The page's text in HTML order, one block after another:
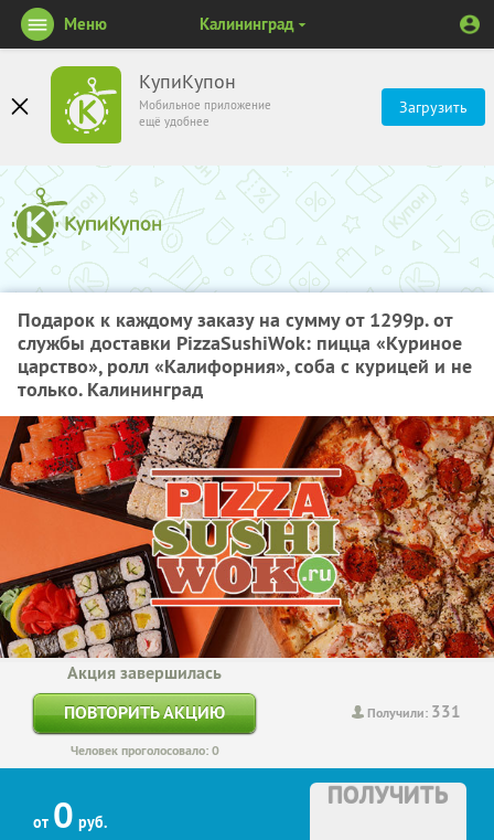
КупиКупон
Мобильное приложение
ещё удобнее
Загрузить
Меню Калининград
Подарок к каждому заказу на сумму от 1299р. от
службы доставки PizzaSushiWok: пицца «Куриное
царство», ролл «Калифорния», соба с курицей и не
только. Калининград
Получили: 331
Акция завершилась
ПОВТОРИТЬ АКЦИЮ
Человек проголосовало: 0
от 0 руб.
ПОЛУЧИТЬ